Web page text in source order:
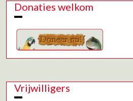
Donaties welkom
Vrijwilligers